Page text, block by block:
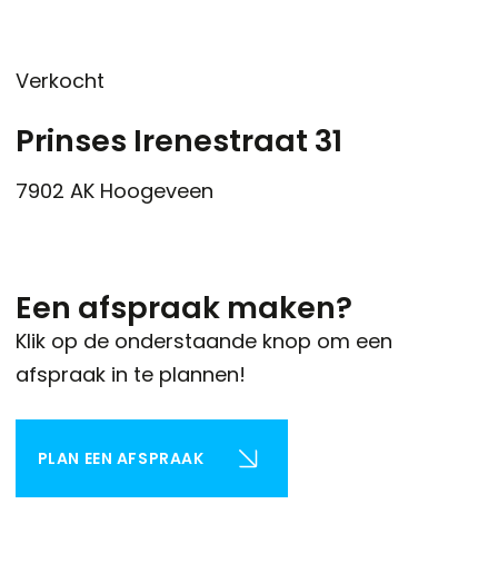
Verkocht
Prinses Irenestraat 31
7902 AKHoogeveen
Een afspraak maken?
Klik op de onderstaande knop om een
afspraak in te plannen!
PLAN EEN AFSPRAAK